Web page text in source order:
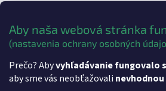
Aby naša webová stránka
(nastavenia ochrany osobných
Prečo? Abyvyhľadávanie fungovalo
aby sme vás neobťažovali